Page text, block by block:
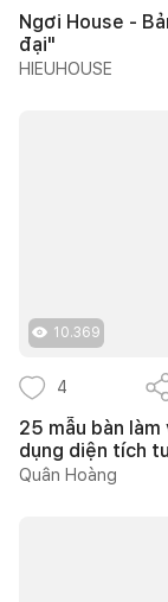
Ngơi House -
đại"
HIEUHOUSE
10.369
4
25 mẫu bàn
dụng diện tích
Quân Hoàng